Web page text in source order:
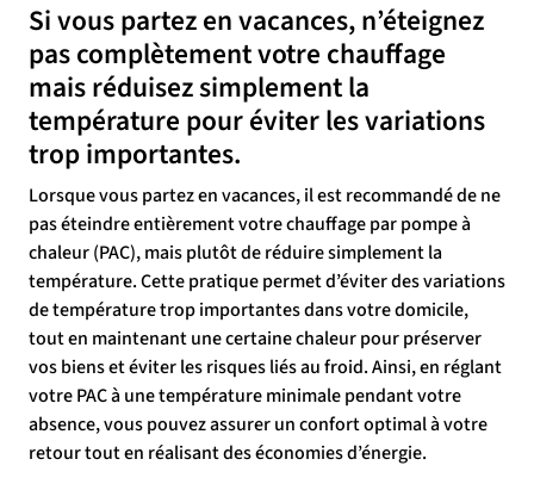
Si vous partez en vacances, n’éteignez
pas complètement votre chauffage
mais réduisez simplement la
température pour éviter les variations
trop importantes.
Lorsque vous partez en vacances, il est recommandé de ne
pas éteindre entièrement votre chauffage par pompe à
chaleur (PAC), mais plutôt de réduire simplement la
température. Cette pratique permet d’éviter des variations
de température trop importantes dans votre domicile,
tout en maintenant une certaine chaleur pour préserver
vos biens et éviter les risques liés au froid. Ainsi, en réglant
votre PAC à une température minimale pendant votre
absence, vous pouvez assurer un confort optimal à votre
retour tout en réalisant des économies d’énergie.